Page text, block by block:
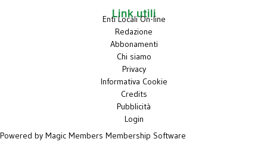
Link utili
Enti Locali On-line
Redazione
Abbonamenti
Chi siamo
Privacy
Informativa Cookie
Credits
Pubblicità
Login
Powered by Magic Members Membership Software